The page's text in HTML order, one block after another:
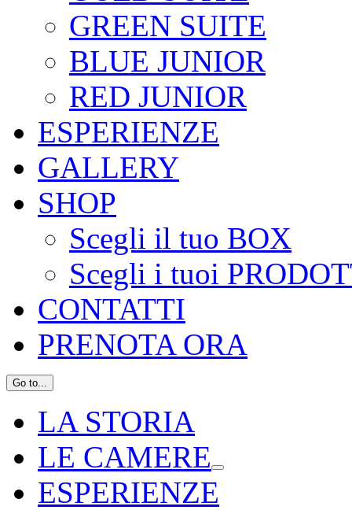
GREEN SUITE
BLUE JUNIOR
RED JUNIOR
ESPERIENZE
GALLERY
SHOP
Scegli il tuo BOX
Scegli i tuoi
CONTATTI
PRENOTA ORA
Go to...
LA STORIA
LE CAMERE
ESPERIENZE